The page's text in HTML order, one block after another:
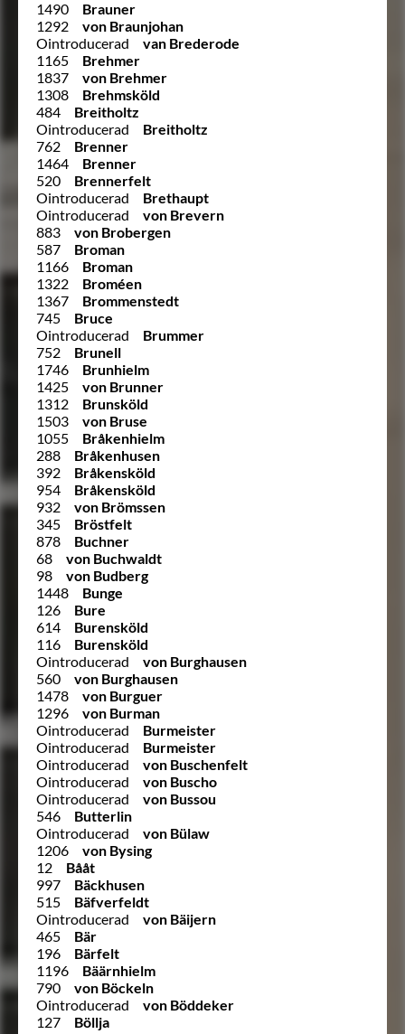
1490
Brauner
1292
von Braunjohan
Ointroducerad
van Brederode
1165
Brehmer
1837
von Brehmer
1308
Brehmsköld
484
Breitholtz
Ointroducerad
Breitholtz
762
Brenner
1464
Brenner
520
Brennerfelt
Ointroducerad
Brethaupt
Ointroducerad
von Brevern
883
von Brobergen
587
Broman
1166
Broman
1322
Broméen
1367
Brommenstedt
745
Bruce
Ointroducerad
Brummer
752
Brunell
1746
Brunhielm
1425
von Brunner
1312
Brunsköld
1503
von Bruse
1055
Bråkenhielm
288
Bråkenhusen
392
Bråkensköld
954
Bråkensköld
932
von Brömssen
345
Bröstfelt
878
Buchner
68
von Buchwaldt
98
von Budberg
1448
Bunge
126
Bure
614
Burensköld
116
Burensköld
Ointroducerad
von Burghausen
560
von Burghausen
1478
von Burguer
1296
von Burman
Ointroducerad
Burmeister
Ointroducerad
Burmeister
Ointroducerad
von Buschenfelt
Ointroducerad
von Buscho
Ointroducerad
von Bussou
546
Butterlin
Ointroducerad
von Bülaw
1206
von Bysing
12
Bååt
997
Bäckhusen
515
Bäfverfeldt
Ointroducerad
von Bäijern
465
Bär
196
Bärfelt
1196
Bäärnhielm
790
von Böckeln
Ointroducerad
von Böddeker
127
Böllja